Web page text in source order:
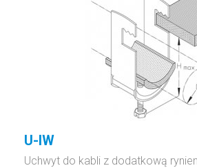
U-IW
Uchwyt do kabli z dodatkową